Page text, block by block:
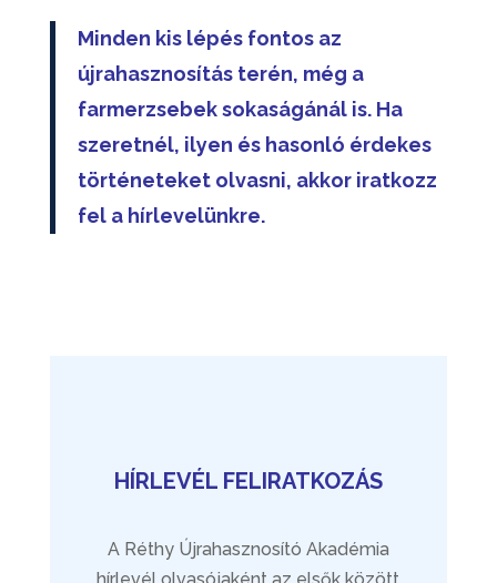
Minden kis lépés fontos az
újrahasznosítás terén, még a
farmerzsebek sokaságánál is. Ha
szeretnél, ilyen és hasonló érdekes
történeteket olvasni, akkor iratkozz
fel a hírlevelünkre.
HÍRLEVÉL FELIRATKOZÁS
A Réthy Újrahasznosító Akadémia